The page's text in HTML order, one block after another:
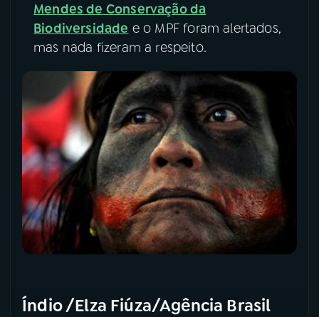
Mendes de Conservação da
Biodiversidade e o MPF foram alertados,
mas nada fizeram a respeito.
Índio /Elza Fiúza/Agência Brasil